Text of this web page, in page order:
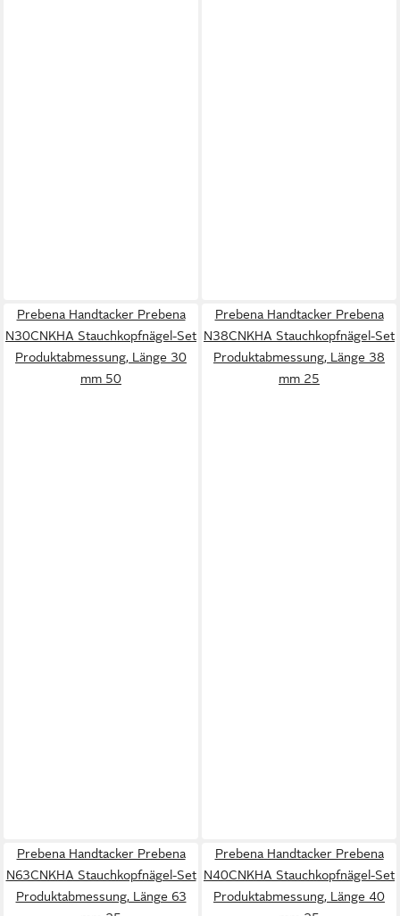
Prebena Handtacker Prebena
N30CNKHA Stauchkopfnägel-Set
Produktabmessung, Länge 30
mm 50
Prebena Handtacker Prebena
N38CNKHA Stauchkopfnägel-Set
Produktabmessung, Länge 38
mm 25
Prebena Handtacker Prebena
N63CNKHA Stauchkopfnägel-Set
Produktabmessung, Länge 63
Prebena Handtacker Prebena
N40CNKHA Stauchkopfnägel-Set
Produktabmessung, Länge 40